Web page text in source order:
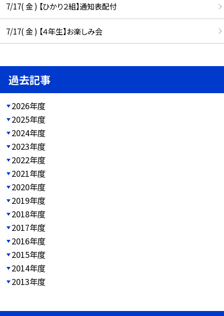
7/17( 金 ) 【ひかり２組】通知表配付
7/17( 金 ) 【４年生】お楽しみ会
過去記事
2026年度
2025年度
2024年度
2023年度
2022年度
2021年度
2020年度
2019年度
2018年度
2017年度
2016年度
2015年度
2014年度
2013年度